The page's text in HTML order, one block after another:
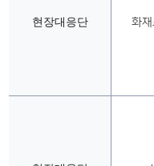
현장대응단 화